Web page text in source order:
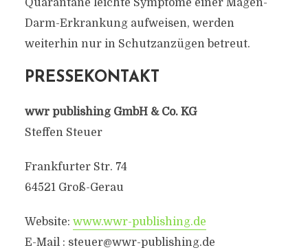
Quarantäne leichte Symptome einer Magen-
Darm-Erkrankung aufweisen, werden
weiterhin nur in Schutzanzügen betreut.
PRESSEKONTAKT
wwr publishing GmbH & Co. KG
Steffen Steuer
Frankfurter Str. 74
64521 Groß-Gerau
Website: www.wwr-publishing.de
E-Mail : steuer@wwr-publishing.de